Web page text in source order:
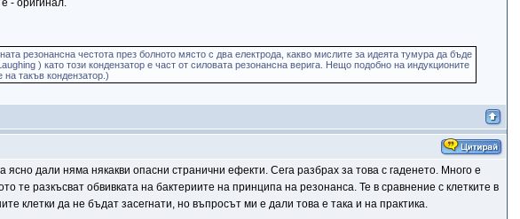
- оригинал.
резонансна честота през болното място с два електрода, какво мислите за идеята тумура да бъде
) като този кондензатор е част от силовата резонансна верига. Нещо подобно на индукционите
такъв кондензатор.)
дали няма някакви опасни странични ефекти. Сега разбрах за това с гаденето. Много е
те разкъсват обвивката на бактериите на принципа на резонанса. Те в сравнение с клетките в
клетки да не бъдат засегнати, но въпросът ми е дали това е така и на практика.